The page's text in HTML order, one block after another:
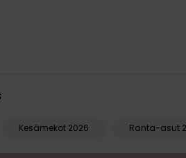
Kesämekot 2026 Ranta-asut